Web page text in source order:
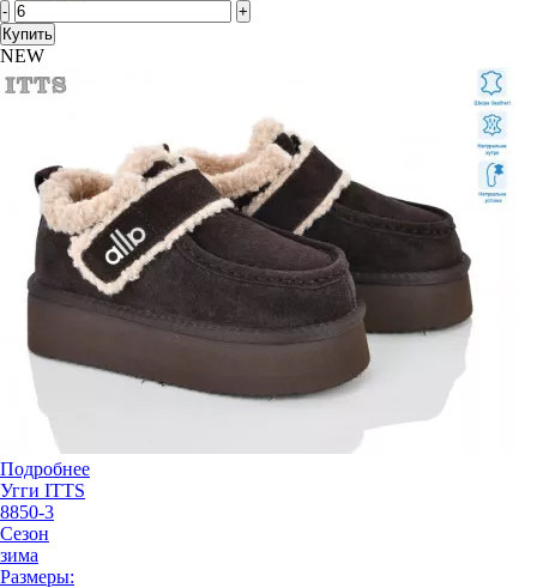
-
+
Купить
NEW
Подробнее
Угги ITTS
8850-3
Сезон
зима
Размеры: